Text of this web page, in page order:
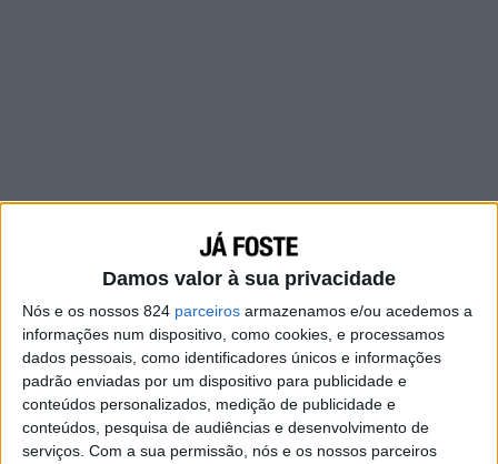
Damos valor à sua privacidade
Nós e os nossos 824 parceiros armazenamos e/ou acedemos a
informações num dispositivo, como cookies, e processamos
dados pessoais, como identificadores únicos e informações
padrão enviadas por um dispositivo para publicidade e
conteúdos personalizados, medição de publicidade e
conteúdos, pesquisa de audiências e desenvolvimento de
serviços. Com a sua permissão, nós e os nossos parceiros